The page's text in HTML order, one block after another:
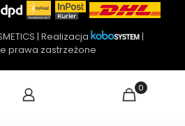
| Realizacja
|
prawa zastrzeżone
0